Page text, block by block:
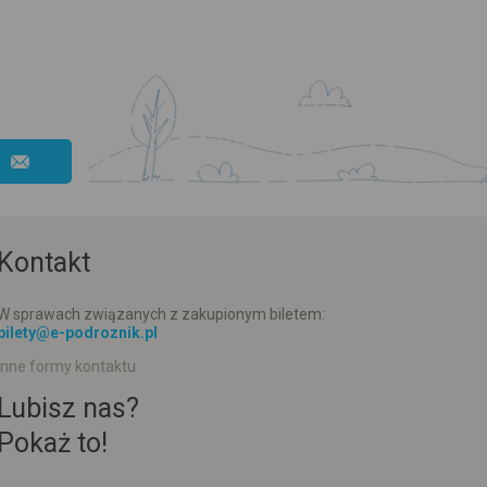
Kontakt
sprawach związanych z zakupionym biletem:
bilety@e-podroznik.pl
Inne formy kontaktu
Lubisz nas?
Pokaż to!